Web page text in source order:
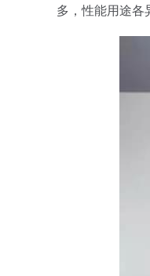
多，性能用途各